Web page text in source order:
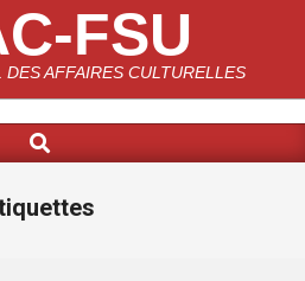
FSU
AFFAIRES CULTURELLES
Search